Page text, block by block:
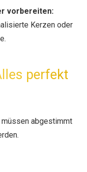
vorbereiten:
Kerzen oder
perfekt
abgestimmt